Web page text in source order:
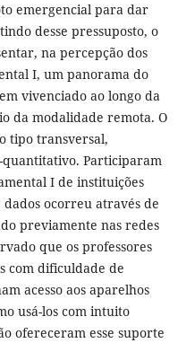
emergencial para dar
desse pressuposto, o
na percepção dos
I, um panorama do
vivenciado ao longo da
da modalidade remota. O
tipo transversal,
Participaram
I de instituições
ocorreu através de
previamente nas redes
que os professores
com dificuldade de
acesso aos aparelhos
usá-los com intuito
ofereceram esse suporte